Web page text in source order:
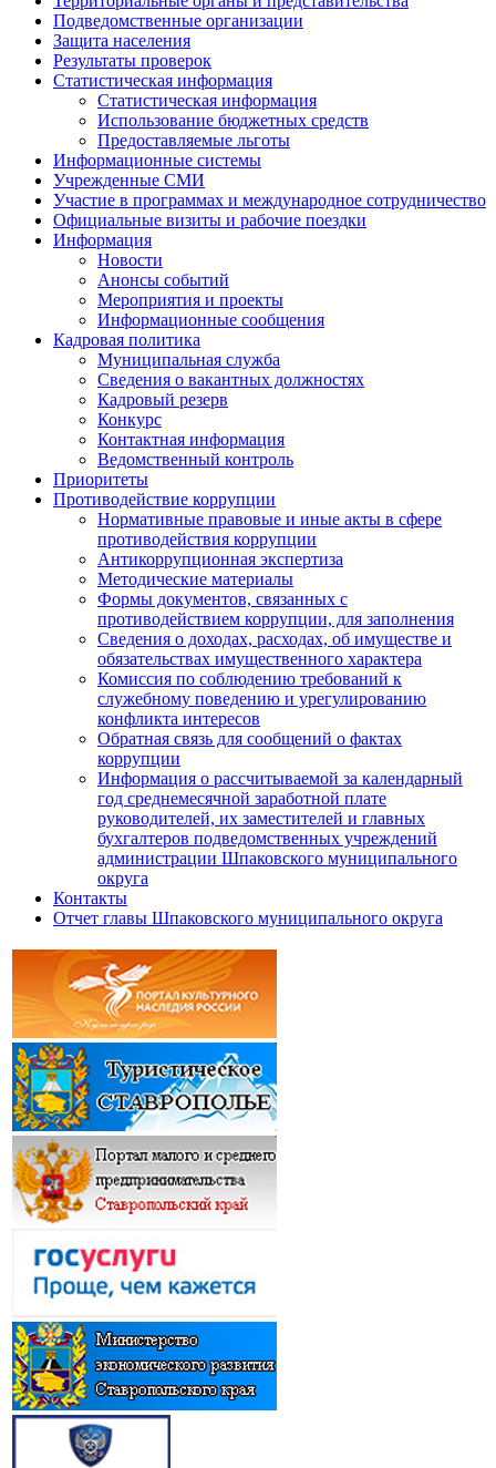
Подведомственные организации
Защита населения
Результаты проверок
Статистическая информация
Статистическая информация
Использование бюджетных средств
Предоставляемые льготы
Информационные системы
Учрежденные СМИ
Участие в программах и международное сотрудничество
Официальные визиты и рабочие поездки
Информация
Новости
Анонсы событий
Мероприятия и проекты
Информационные сообщения
Кадровая политика
Муниципальная служба
Сведения о вакантных должностях
Кадровый резерв
Конкурс
Контактная информация
Ведомственный контроль
Приоритеты
Противодействие коррупции
Нормативные правовые и иные акты в сфере
противодействия коррупции
Антикоррупционная экспертиза
Методические материалы
Формы документов, связанных с
противодействием коррупции, для заполнения
Сведения о доходах, расходах, об имуществе и
обязательствах имущественного характера
Комиссия по соблюдению требований к
служебному поведению и урегулированию
конфликта интересов
Обратная связь для сообщений о фактах
коррупции
Информация о рассчитываемой за календарный
год среднемесячной заработной плате
руководителей, их заместителей и главных
бухгалтеров подведомственных учреждений
администрации Шпаковского муниципального
округа
Контакты
Отчет главы Шпаковского муниципального округа